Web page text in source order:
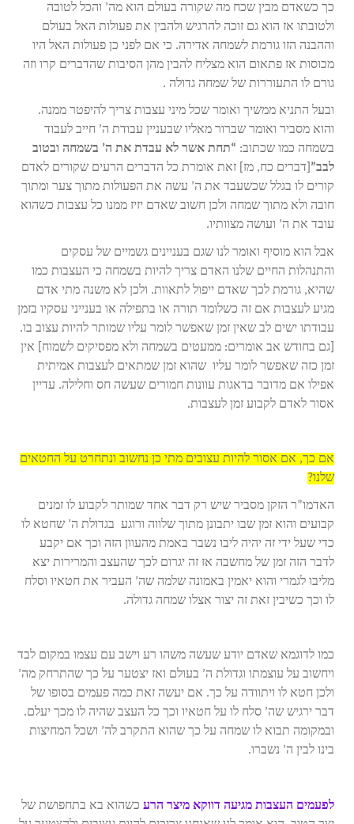
כך כשאדם מבין שכח מה שקורה בעולם הוא מה’ והכל לטובה
ולטובתו אז הוא גם זוכה להרגיש ולהבין את פעולות האל בעולם
וההבנה הזו גורמת לשמחה אדירה. כי אם לפני כן פעולות האל היו
מכוסות אז פתאום הוא מצליח להבין מהן הסיבות שהדברים קרו וזה
גורם לו התעוררות של שמחה גדולה .
ובעל התניא ממשיך ואומר שכל מיני עצבות צריך להיפטר ממנה.
והוא מסביר ואומר שברור מאליו שבעניין עבודת ה’ חייב לעבוד
בשמחה כמו שכתוב: “תחת אשר לא עבדת את ה’ בשמחה ובטוב
לבב” [דברים כח, מז] זאת אומרת כל הדברים הרעים שקורים לאדם
קורים לו בגלל שכשעבד את ה’ עשה את הפעולות מתוך צער ומתוך
חובה ולא מתוך שמחה ולכן חשוב שאדם יזיז ממנו כל עצבות כשהוא
עובד את ה’ ועושה מצוותיו.
אבל הוא מוסיף ואומר לנו שגם בעניינים גשמיים של עסקים
והתנהלות החיים שלנו האדם צריך להיות בשמחה כי העצבות כמו
שהיא, גורמת לכך שאדם ייפול לתאוות. ולכן לא משנה מתי אדם
מגיע לעצבות אם זה כשלומד תורה או בתפילה או בענייני עסקיו בזמן
עבודתו ישים לב שאין זמן שאפשר לומר עליו שמותר להיות עצוב בו.
[גם בחודש אב אומרים: ממעטים בשמחה ולא מפסיקים לשמוח] אין
זמן כזה שאפשר לומר עליו שהוא זמן שמתאים לעצבות אמיתית
אפילו אם מדובר בדאגות עוונות חמורים שעשה חס וחלילה. עדיין
אסור לאדם לקבוע זמן לעצבות.
אם כך, אם אסור להיות עצובים מתי כן נחשוב ונתחרט על החטאים
שלנו?
האדמו”ר הזקן מסביר שיש רק דבר אחד שמותר לקבוע לו זמנים
קבועים והוא זמן שבו יתבונן מתוך שלווה ורוגע בגדולת ה’ שחטא לו
כדי שעל ידי זה יהיה ליבו נשבר באמת מהעוון הזה וכך אם יקבע
לדבר הזה זמן של מחשבה אז זה יגרום לכך שהעצב והמרירות יצא
מליבו לגמרי והוא יאמין באמונה שלמה שה’ העביר את חטאיו וסלח
לו וכך כשיבין זאת זה יצור אצלו שמחה גדולה.
כמו לדוגמא שאדם יודע שעשה משהו רע וישב עם עצמו במקום לבד
ויחשוב על עוצמתו וגדולת ה’ בעולם ואז יצטער על כך שהתרחק מה’
ולכן חטא לו ויתוודה על כך. אם יעשה זאת כמה פעמים בסופו של
דבר ירגיש שה’ סלח לו על חטאיו וכך כל העצב שהיה לו מכך יעלם.
ובמקומה תבוא לו שמחה על כך שהוא התקרב לה’ ושכל המחיצות
בינו לבין ה’ נשברו.
לפעמים העצבות מגיעה דווקא מיצר הרע כשהוא בא בתחפושת של